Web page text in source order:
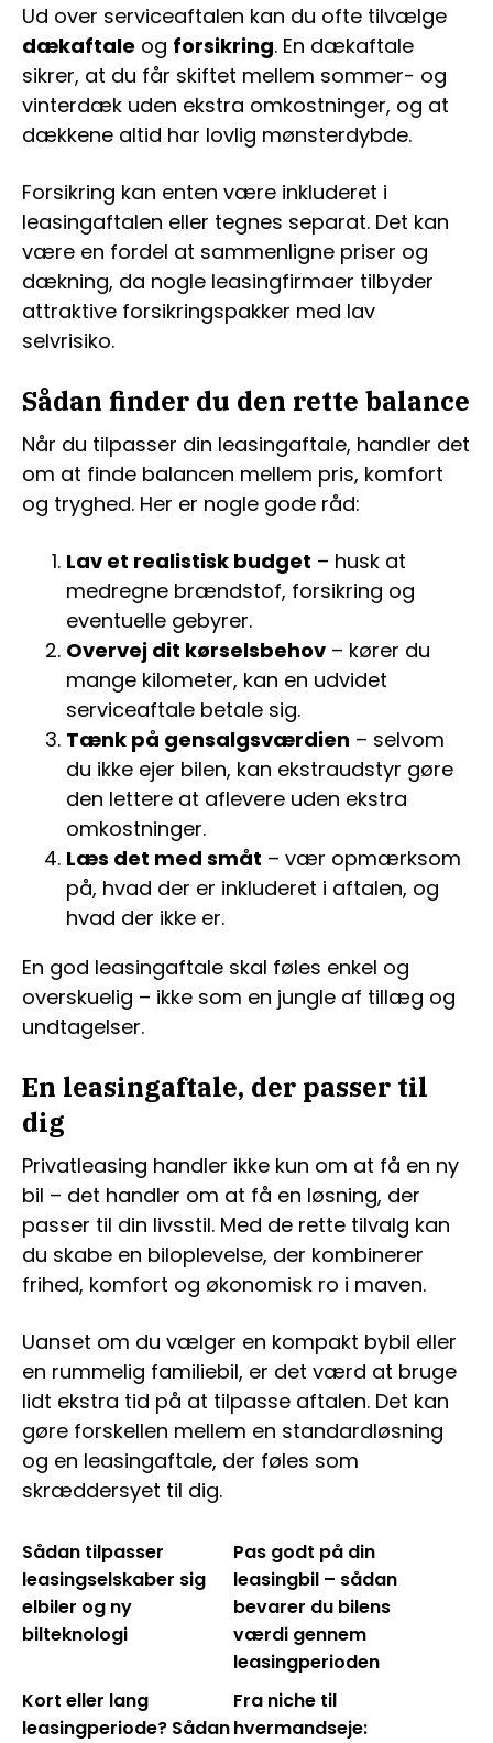
Ud over serviceaftalen kan du ofte tilvælge
dækaftale og forsikring. En dækaftale
sikrer, at du får skiftet mellem sommer- og
vinterdæk uden ekstra omkostninger, og at
dækkene altid har lovlig mønsterdybde.
Forsikring kan enten være inkluderet i
leasingaftalen eller tegnes separat. Det kan
være en fordel at sammenligne priser og
dækning, da nogle leasingfirmaer tilbyder
attraktive forsikringspakker med lav
selvrisiko.
Sådan finder du den rette balance
Når du tilpasser din leasingaftale, handler det
om at finde balancen mellem pris, komfort
og tryghed. Her er nogle gode råd:
Lav et realistisk budget – husk at
medregne brændstof, forsikring og
eventuelle gebyrer.
Overvej dit kørselsbehov – kører du
mange kilometer, kan en udvidet
serviceaftale betale sig.
Tænk på gensalgsværdien – selvom
du ikke ejer bilen, kan ekstraudstyr gøre
den lettere at aflevere uden ekstra
omkostninger.
Læs det med småt – vær opmærksom
på, hvad der er inkluderet i aftalen, og
hvad der ikke er.
En god leasingaftale skal føles enkel og
overskuelig – ikke som en jungle af tillæg og
undtagelser.
En leasingaftale, der passer til
dig
Privatleasing handler ikke kun om at få en ny
bil – det handler om at få en løsning, der
passer til din livsstil. Med de rette tilvalg kan
du skabe en biloplevelse, der kombinerer
frihed, komfort og økonomisk ro i maven.
Uanset om du vælger en kompakt bybil eller
en rummelig familiebil, er det værd at bruge
lidt ekstra tid på at tilpasse aftalen. Det kan
gøre forskellen mellem en standardløsning
og en leasingaftale, der føles som
skræddersyet til dig.
Sådan tilpasser
leasingselskaber sig
elbiler og ny
bilteknologi
Pas godt på din
leasingbil – sådan
bevarer du bilens
værdi gennem
leasingperioden
Kort eller lang
leasingperiode? Sådan
Fra niche til
hvermandseje: